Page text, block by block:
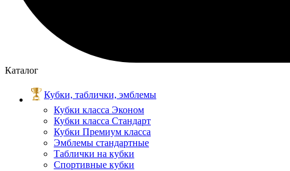
Каталог
Кубки, таблички, эмблемы
Кубки класса Эконом
Кубки класса Стандарт
Кубки Премиум класса
Эмблемы стандартные
Таблички на кубки
Спортивные кубки